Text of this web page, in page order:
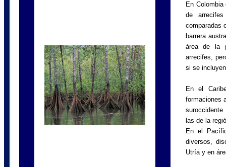
En
de
comparadas
barrera
área de la
arrecifes,
si se
En el
formaciones
las de la
En el
diversos,
Utría y en